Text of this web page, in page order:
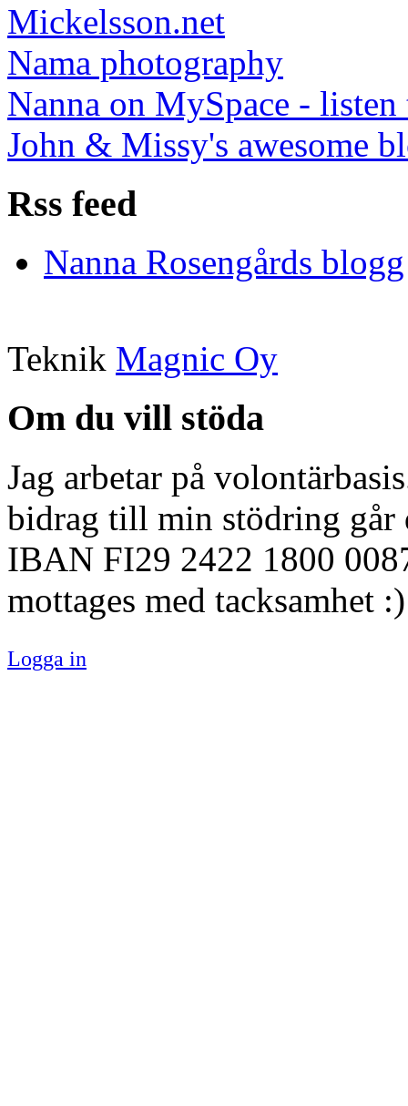
Mickelsson.net
Nama photography
Nanna on MySpace -
John & Missy's awesome
Rss feed
Nanna Rosengårds blogg
Teknik Magnic Oy
Om du vill stöda
Jag arbetar på
bidrag till min stödring går
IBAN FI29 2422 1800
mottages med tacksamhet :)
Logga in